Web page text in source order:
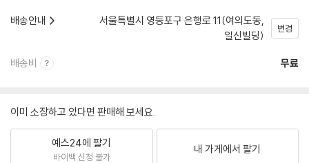
배송안내
서울특별시 영등포구 은행로 11(여의도동,
일신빌딩)
변경
배송비 무료
이미 소장하고 있다면 판매해 보세요.
예스24에 팔기
바이백 신청 불가
내 가게에서 팔기